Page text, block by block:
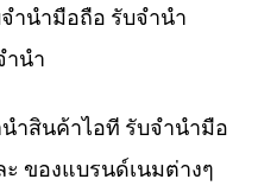
ำนำมือถือ รับจำนำ
นำ
ำสินค้าไอที รับจำนำมือ
ของแบรนด์เนมต่างๆ